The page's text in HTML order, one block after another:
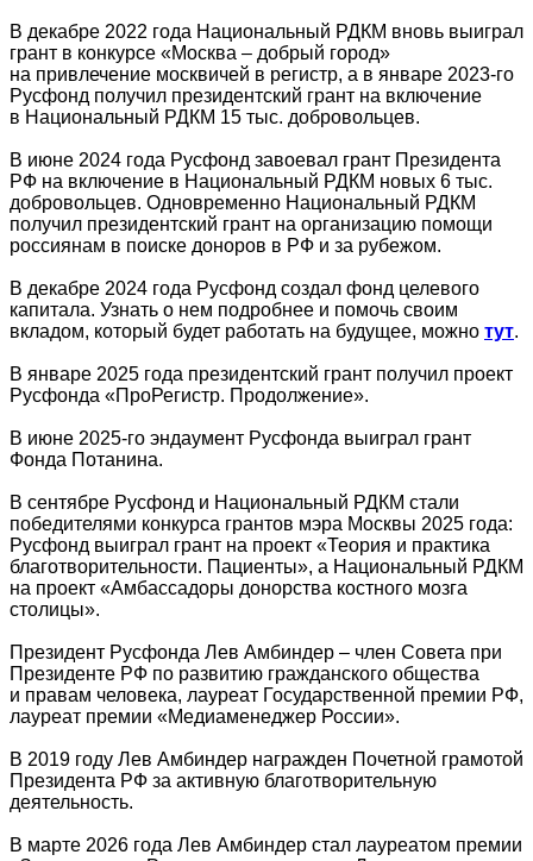
В декабре 2022 года Национальный РДКМ вновь выиграл
грант в конкурсе «Москва – добрый город»
на привлечение москвичей в регистр, а в январе 2023-го
Русфонд получил президентский грант на включение
в Национальный РДКМ 15 тыс. добровольцев.
В июне 2024 года Русфонд завоевал грант Президента
РФ на включение в Национальный РДКМ новых 6 тыс.
добровольцев. Одновременно Национальный РДКМ
получил президентский грант на организацию помощи
россиянам в поиске доноров в РФ и за рубежом.
В декабре 2024 года Русфонд создал фонд целевого
капитала. Узнать о нем подробнее и помочь своим
вкладом, который будет работать на будущее, можно тут.
В январе 2025 года президентский грант получил проект
Русфонда «ПроРегистр. Продолжение».
В июне 2025-го эндаумент Русфонда выиграл грант
Фонда Потанина.
В сентябре Русфонд и Национальный РДКМ стали
победителями конкурса грантов мэра Москвы 2025 года:
Русфонд выиграл грант на проект «Теория и практика
благотворительности. Пациенты», а Национальный РДКМ
на проект «Амбассадоры донорства костного мозга
столицы».
Президент Русфонда Лев Амбиндер – член Совета при
Президенте РФ по развитию гражданского общества
и правам человека, лауреат Государственной премии РФ,
лауреат премии «Медиаменеджер России».
В 2019 году Лев Амбиндер награжден Почетной грамотой
Президента РФ за активную благотворительную
деятельность.
В марте 2026 года Лев Амбиндер стал лауреатом премии